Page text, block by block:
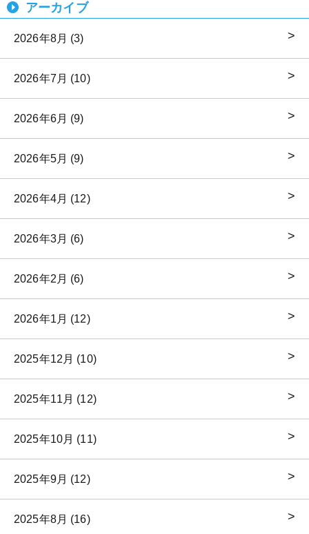
アーカイブ
2026年8月 (3)
2026年7月 (10)
2026年6月 (9)
2026年5月 (9)
2026年4月 (12)
2026年3月 (6)
2026年2月 (6)
2026年1月 (12)
2025年12月 (10)
2025年11月 (12)
2025年10月 (11)
2025年9月 (12)
2025年8月 (16)